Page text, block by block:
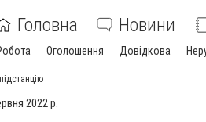
Головна Новини
Оголошення Довідкова
2022 р.